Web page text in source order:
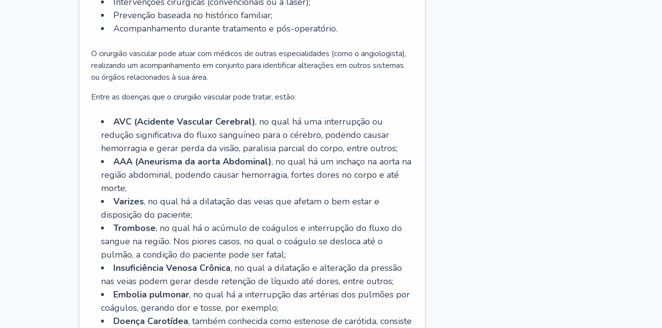
Prevenção baseada no histórico familiar;
Acompanhamento durante tratamento e pós-operatório.
O cirurgião vascular pode atuar com médicos de outras especialidades (como o angiologista),
realizando um acompanhamento em conjunto para identificar alterações em outros sistemas
ou órgãos relacionados à sua área.
Entre as doenças que o cirurgião vascular pode tratar, estão:
AVC (Acidente Vascular Cerebral), no qual há uma interrupção ou
redução significativa do fluxo sanguíneo para o cérebro, podendo causar
hemorragia e gerar perda da visão, paralisia parcial do corpo, entre outros;
AAA (Aneurisma da aorta Abdominal), no qual há um inchaço na aorta na
região abdominal, podendo causar hemorragia, fortes dores no corpo e até
morte;
Varizes, no qual há a dilatação das veias que afetam o bem estar e
disposição do paciente;
Trombose, no qual há o acúmulo de coágulos e interrupção do fluxo do
sangue na região. Nos piores casos, no qual o coágulo se desloca até o
pulmão, a condição do paciente pode ser fatal;
Insuficiência Venosa Crônica, no qual a dilatação e alteração da pressão
nas veias podem gerar desde retenção de líquido até dores, entre outros;
Embolia pulmonar, no qual há a interrupção das artérias dos pulmões por
coágulos, gerando dor e tosse, por exemplo;
Doença Carotídea, também conhecida como estenose de carótida, consiste